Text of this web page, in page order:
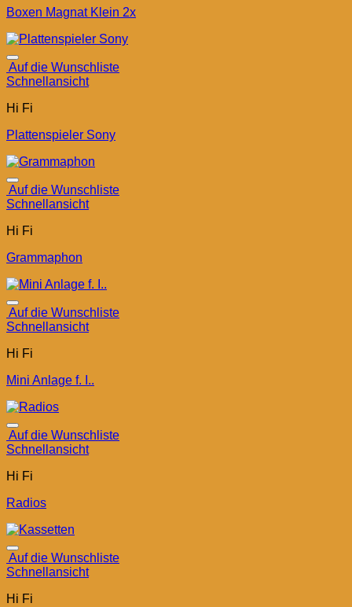
Boxen Magnat Klein 2x
Auf die Wunschliste
Schnellansicht
Hi Fi
Plattenspieler Sony
Auf die Wunschliste
Schnellansicht
Hi Fi
Grammaphon
Auf die Wunschliste
Schnellansicht
Hi Fi
Mini Anlage f. I..
Auf die Wunschliste
Schnellansicht
Hi Fi
Radios
Auf die Wunschliste
Schnellansicht
Hi Fi